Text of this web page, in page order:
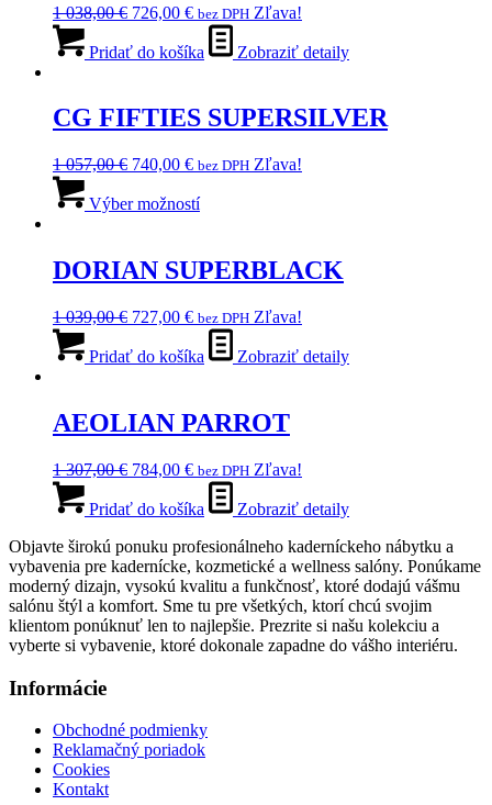
1 038,00€ Pôvodná
bola:
726,00 €Aktuálna
cena
je:
bez DPH Zľava!
Pridať do košíka Zobraziť detaily
CG FIFTIES SUPERSILVER
1 057,00€ Pôvodná
bola:
740,00 €Aktuálna
je:
bez DPH Zľava!
Výber možnostíprodukt
variantov.
Možnosti
môžete
vybrať
na
DORIAN SUPERBLACK
1 039,00€ Pôvodná
bola:
727,00 €Aktuálna
cena
je:
bez DPH Zľava!
Pridať do košíka Zobraziť detaily
AEOLIAN PARROT
1 307,00€ Pôvodná
bola:
307,00 €.
784,00 €Aktuálna
cena
je:
bez DPH Zľava!
Pridať do košíka
Zobraziť detaily
Objavte širokú ponuku profesionálneho kaderníckeho nábytku a
vybavenia pre kadernícke, kozmetické a wellness salóny. Ponúkame
moderný dizajn, vysokú kvalitu a funkčnosť, ktoré dodajú vášmu
salónu štýl a komfort. Sme tu pre všetkých, ktorí chcú svojim
klientom ponúknuť len to najlepšie. Prezrite si našu kolekciu a
vyberte si vybavenie, ktoré dokonale zapadne do vášho interiéru.
Informácie
Obchodné podmienky
Reklamačný poriadok
Cookies
Kontakt